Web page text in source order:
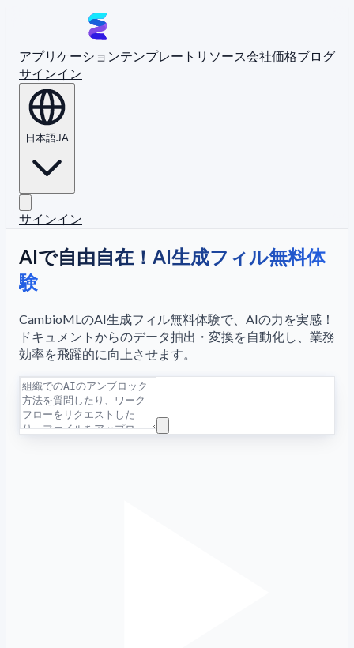
アプリケーションテンプレート リソース会社価格ブログ
サインイン
日本語JA
サインイン
AIで自由自在！AI生成フィル無料体
験
CambioMLのAI生成フィル無料体験で、AIの力を実感！
ドキュメントからのデータ抽出・変換を自動化し、業務
効率を飛躍的に向上させます。